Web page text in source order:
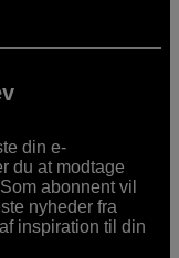
din e-
du at modtage
abonnent vil
nyheder fra
inspiration til din